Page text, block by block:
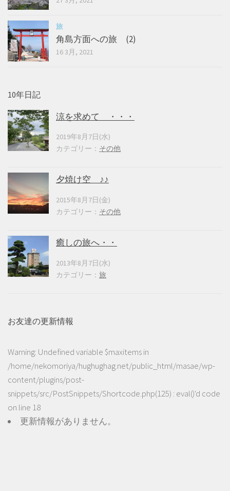
旅
角島方面への旅 (2)
16 3月, 2021
10年日記
涼を求めて ・・・
2019年8月7日(水)
カテゴリー： その他
夕焼け空 ♪♪
2015年8月7日(金)
カテゴリー： その他
癒しの旅へ・・
2013年8月7日(水)
カテゴリー： 旅
お友達の更新情報
Warning: Undefined variable $maxitems in
/home/nekomoriya/hughughag.net/public_html/masae/wp-
content/plugins/post-
snippets/src/PostSnippets/Shortcode.php(125) : eval()'d code
on line 18
更新情報がありません。